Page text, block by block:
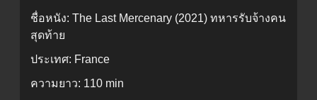
ชื่อหนัง: The Last Mercenary (2021) ทหารรับจ้างคน
สุดท้าย
ประเทศ: France
ความยาว: 110 min